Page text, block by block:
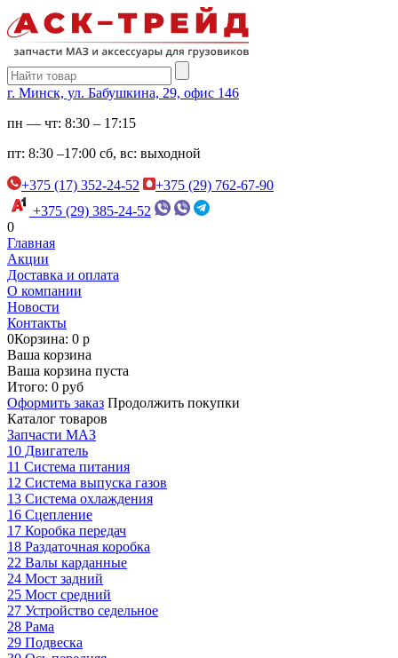
г. Минск, ул. Бабушкина, 29, офис 146
пн — чт: 8:30 – 17:15
пт: 8:30 –17:00 сб, вс: выходной
+375 (17) 352-24-52
+375 (29) 762-67-90
+375 (29) 385-24-52
0
Главная
Акции
Доставка и оплата
О компании
Новости
Контакты
0Корзина: 0 р
Ваша корзина
Ваша корзина пуста
Итого: 0 руб
Оформить заказ Продолжить покупки
Каталог товаров
Запчасти МАЗ
10 Двигатель
11 Система питания
12 Система выпуска газов
13 Система охлаждения
16 Сцепление
17 Коробка передач
18 Раздаточная коробка
22 Валы карданные
24 Мост задний
25 Мост средний
27 Устройство седельное
28 Рама
29 Подвеска